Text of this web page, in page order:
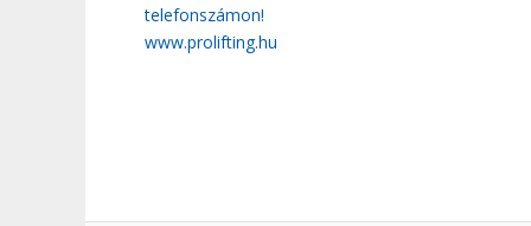
telefonszámon!
www.prolifting.hu